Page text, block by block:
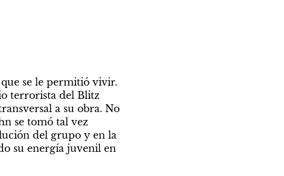
se le permitió vivir.
terrorista del Blitz
a su obra. No
se tomó tal vez
del grupo y en la
su energía juvenil en